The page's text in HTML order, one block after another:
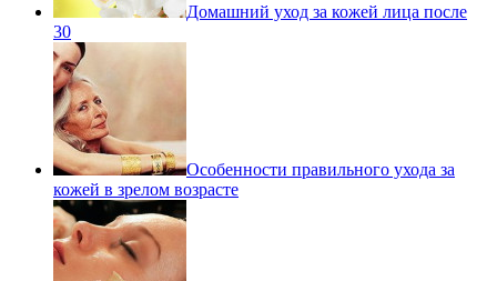
Домашний уход за кожей лица после
30
Особенности правильного ухода за
кожей в зрелом возрасте